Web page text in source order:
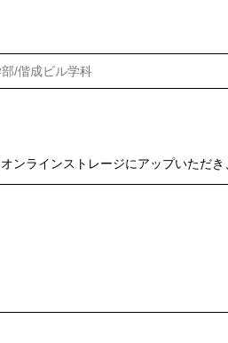
ンラインストレージにアップいただ